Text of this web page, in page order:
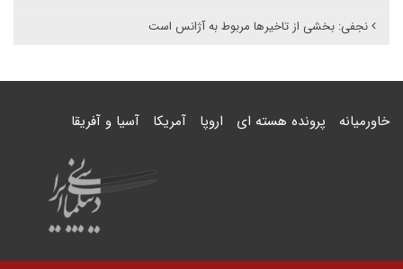
نجفی: بخشی از تاخیرها مربوط به آژانس است
خاورمیانه پرونده هسته ای اروپا آمریکا آسیا و آفریقا